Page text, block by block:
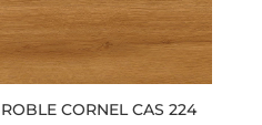
CORNEL CAS 224